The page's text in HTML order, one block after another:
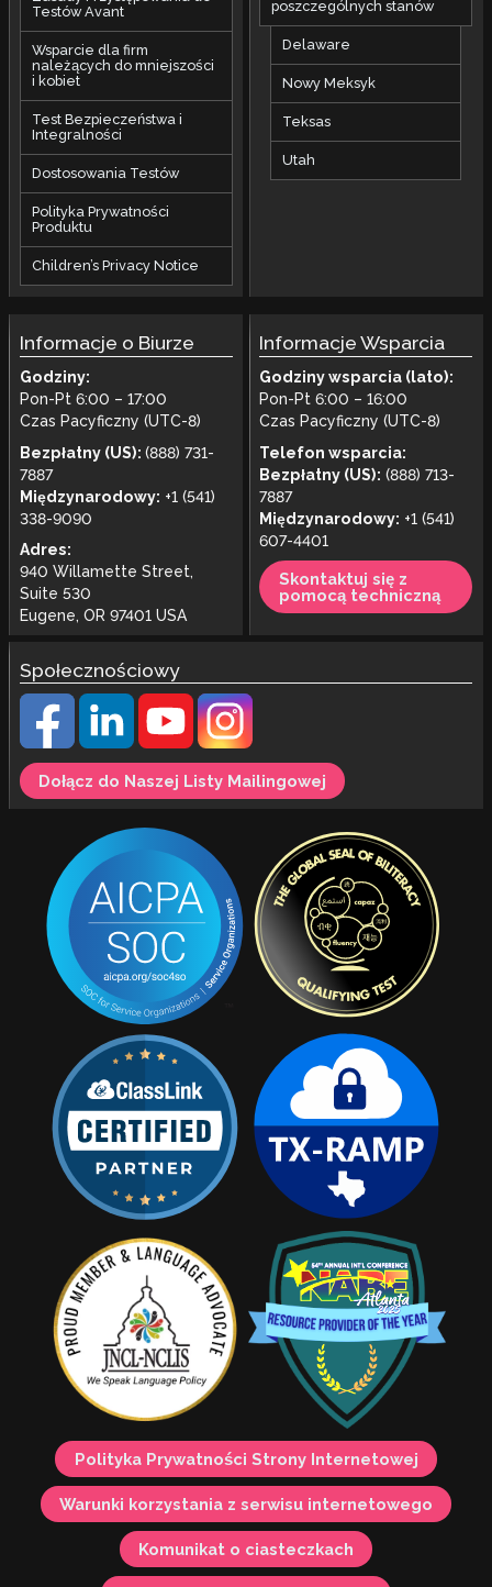
Testów Avant
Wsparcie dla firm
należących do mniejszości
i kobiet
Test Bezpieczeństwa i
Integralności
Dostosowania Testów
Polityka Prywatności
Produktu
Children’s Privacy Notice
poszczególnych stanów
Delaware
Nowy Meksyk
Teksas
Utah
Informacje o Biurze
Godziny:
Pon-Pt 6:00 – 17:00
Czas Pacyficzny (UTC-8)
Bezpłatny (US): (888) 731-
7887
Międzynarodowy: +1 (541)
338-9090
Adres:
940 Willamette Street,
Suite 530
Eugene, OR 97401 USA
Informacje Wsparcia
Godziny wsparcia (lato):
Pon-Pt 6:00 – 16:00
Czas Pacyficzny (UTC-8)
Telefon wsparcia:
Bezpłatny (US): (888) 713-
7887
Międzynarodowy: +1 (541)
607-4401
Skontaktuj się z
pomocą techniczną
Społecznościowy
Dołącz do Naszej Listy Mailingowej
Polityka Prywatności Strony Internetowej
Warunki korzystania z serwisu internetowego
Komunikat o ciasteczkach